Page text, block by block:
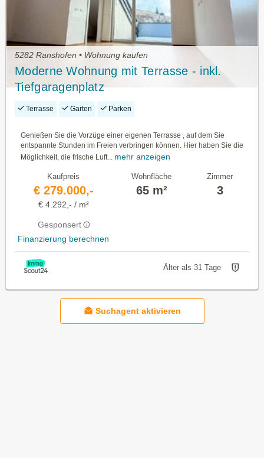
5282 Ranshofen • Wohnung kaufen
Moderne Wohnung mit Terrasse - inkl.
Tiefgaragenplatz
Terrasse Garten Parken
Genießen Sie die Vorzüge einer eigenen Terrasse , auf dem Sie
entspannte Stunden im Freien verbringen können. Hier haben Sie die
Möglichkeit, die frische Luft...
mehr anzeigen
Kaufpreis
€ 279.000,-
€ 4.292,- / m²
Gesponsert
Finanzierung berechnen
Wohnfläche
65 m²
Zimmer
3
Älter als 31 Tage
Suchagent aktivieren